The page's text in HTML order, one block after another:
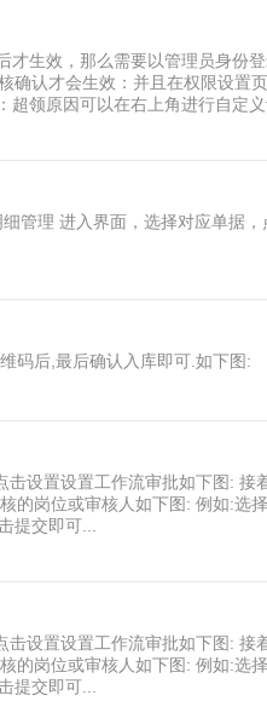
生效，那么需要以管理员身份
确认才会生效：并且在权限设置
领原因可以在右上角进行自定义
管理 进入界面，选择对应单据，
码后,最后确认入库即可.如下图:
设置设置工作流审批如下图: 接
的岗位或审核人如下图: 例如:选
提交即可...
设置设置工作流审批如下图: 接
的岗位或审核人如下图: 例如:选
提交即可...